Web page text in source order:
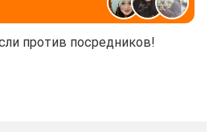
против посредников!